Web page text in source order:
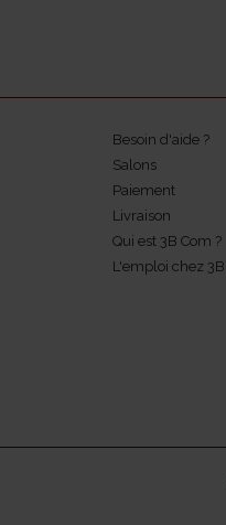
Besoin d'aide ?
Salons
Paiement
Livraison
Qui est 3B Com ?
L'emploi chez